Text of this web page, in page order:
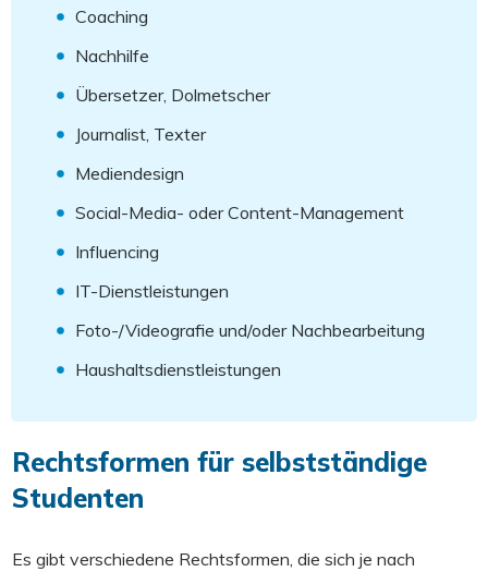
Coaching
Nachhilfe
Übersetzer, Dolmetscher
Journalist, Texter
Mediendesign
Social-Media- oder Content-Management
Influencing
IT-Dienstleistungen
Foto-/Videografie und/oder Nachbearbeitung
Haushaltsdienstleistungen
Rechtsformen für selbstständige
Studenten
Es gibt verschiedene Rechtsformen, die sich je nach